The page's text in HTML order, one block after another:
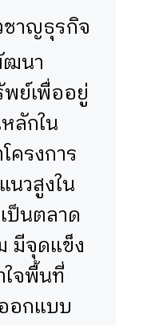
ชาญธุรกิจ
นา
ย์เพื่ออยู่
ลักใน
รงการ
นวสูงใน
ป็นตลาด
มีจุดแข็ง
ใจพื้นที่
อกแบบ